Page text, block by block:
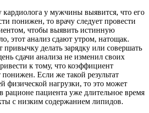
у мужчины выявится, что его
понижен, то врачу следует провести
чтобы выявить истинную
этот анализ сдают утром, натощак.
делать зарядку или совершать
сдачи анализа не изменил своих
к тому, что коэффициент
понижен. Если же такой результат
физической нагрузки, то это может
рационе пациента уже длительное время
с низким содержанием липидов.